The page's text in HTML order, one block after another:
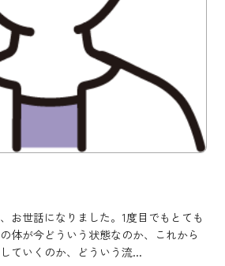
お世話になりました。1度目でもとても
体が今どういう状態なのか、これから
ていくのか、どういう流...